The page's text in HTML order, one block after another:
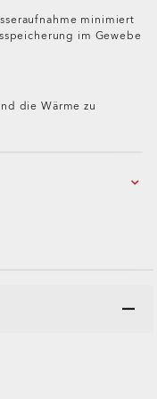
minimiert
im Gewebe
die Wärme zu